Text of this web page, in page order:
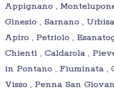
Appignano ,
Ginesio , Sarnano ,
Apiro , Petriolo ,
Chienti , Caldarola ,
in Pontano , Fiuminata ,
Visso , Penna San